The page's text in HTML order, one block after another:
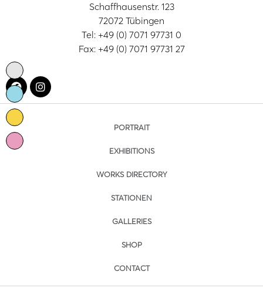
Schaffhausenstr. 123
72072 Tübingen
Tel: +49 (0) 7071 97731 0
Fax: +49 (0) 7071 97731 27
PORTRAIT
EXHIBITIONS
WORKS DIRECTORY
STATIONEN
GALLERIES
SHOP
CONTACT